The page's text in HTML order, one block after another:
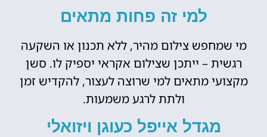
למי זה פחות מתאים
מי שמחפש צילום מהיר, ללא תכנון או השקעה
רגשית – ייתכן שצילום אקראי יספיק לו. סשן
מקצועי מתאים למי שרוצה לעצור, להקדיש זמן
ולתת לרגע משמעות.
מגדל אייפל כעוגן ויזואלי